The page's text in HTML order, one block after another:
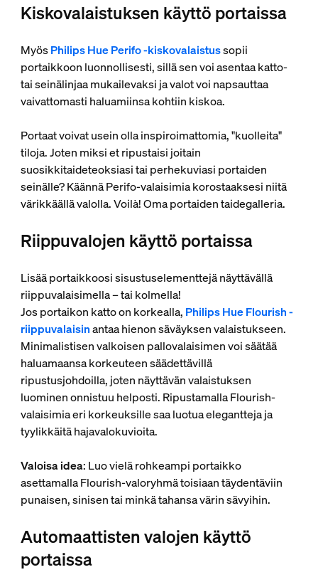
Kiskovalaistuksen käyttö portaissa
MyösPhilips Hue Perifo -kiskovalaistussopii
portaikkoon luonnollisesti, sillä sen voi asentaa katto-
tai seinälinjaa mukailevaksi ja valot voi napsauttaa
vaivattomasti haluamiinsa kohtiin kiskoa.
Portaat voivat usein olla inspiroimattomia, "kuolleita"
tiloja. Joten miksi et ripustaisi joitain
suosikkitaideteoksiasi tai perhekuviasi portaiden
seinälle? Käännä Perifo-valaisimia korostaaksesi niitä
värikkäällä valolla. Voilà! Oma portaiden taidegalleria.
Riippuvalojen käyttö portaissa
Lisää portaikkoosi sisustuselementtejä näyttävällä
riippuvalaisimella – tai kolmella!
Jos portaikon katto on korkealla, Philips Hue Flourish -
riippuvalaisinantaa hienon säväyksen valaistukseen.
Minimalistisen valkoisen pallovalaisimen voi säätää
haluamaansa korkeuteen säädettävillä
ripustusjohdoilla, joten näyttävän valaistuksen
luominen onnistuu helposti. Ripustamalla Flourish-
valaisimia eri korkeuksille saa luotua elegantteja ja
tyylikkäitä hajavalokuvioita.
Valoisa idea: Luo vielä rohkeampi portaikko
asettamalla Flourish-valoryhmä toisiaan täydentäviin
punaisen, sinisen tai minkä tahansa värin sävyihin.
Automaattisten valojen käyttö
portaissa